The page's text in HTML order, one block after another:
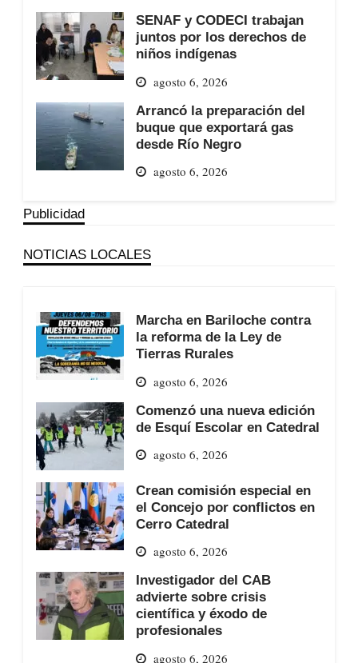
SENAF y CODECI trabajan
juntos por los derechos de
niños indígenas
agosto 6, 2026
Arrancó la preparación del
buque que exportará gas
desde Río Negro
agosto 6, 2026
Publicidad
NOTICIAS LOCALES
Marcha en Bariloche contra
la reforma de la Ley de
Tierras Rurales
agosto 6, 2026
Comenzó una nueva edición
de Esquí Escolar en Catedral
agosto 6, 2026
Crean comisión especial en
el Concejo por conflictos en
Cerro Catedral
agosto 6, 2026
Investigador del CAB
advierte sobre crisis
científica y éxodo de
profesionales
agosto 6, 2026